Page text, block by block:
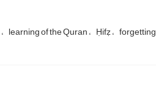
learning of the Quran Ḥifẓ forgetting